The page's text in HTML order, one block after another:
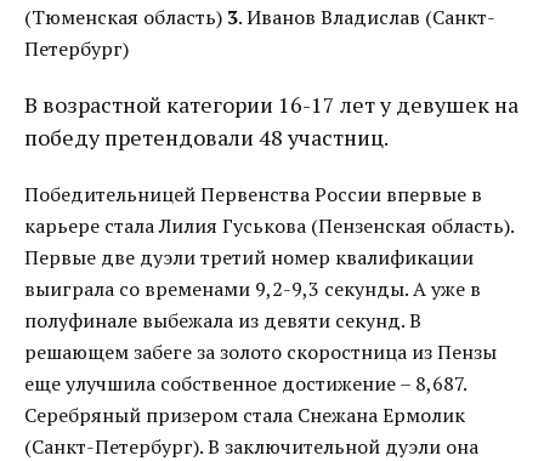
(Тюменская область) 3. Иванов Владислав (Санкт-
Петербург)
В возрастной категории 16-17 лет у девушек на
победу претендовали 48 участниц.
Победительницей Первенства России впервые в
карьере стала Лилия Гуськова (Пензенская область).
Первые две дуэли третий номер квалификации
выиграла со временами 9,2-9,3 секунды. А уже в
полуфинале выбежала из девяти секунд. В
решающем забеге за золото скоростница из Пензы
еще улучшила собственное достижение – 8,687.
Серебряный призером стала Снежана Ермолик
(Санкт-Петербург). В заключительной дуэли она